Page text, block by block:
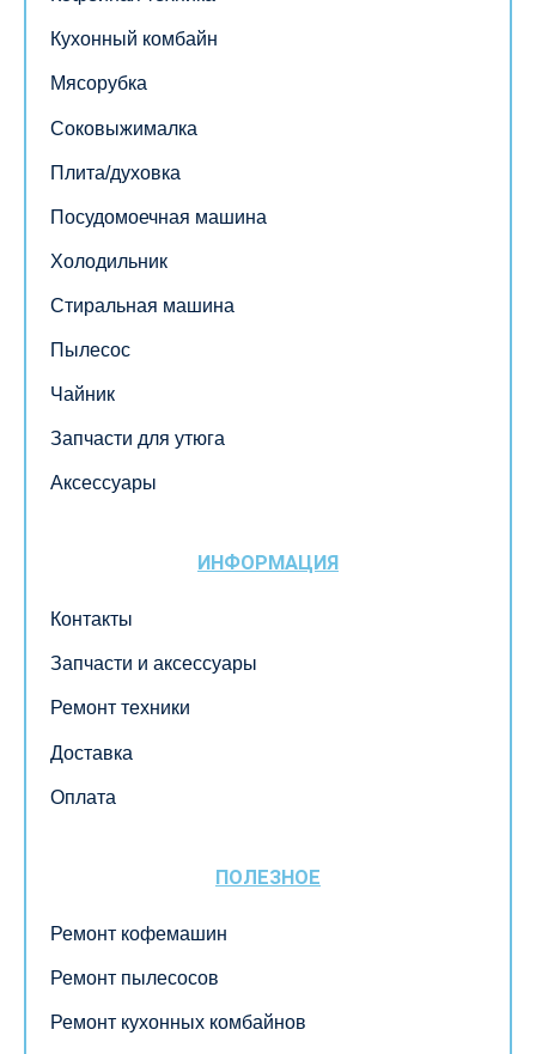
Кухонный комбайн
Мясорубка
Соковыжималка
Плита/духовка
Посудомоечная машина
Холодильник
Стиральная машина
Пылесос
Чайник
Запчасти для утюга
Аксессуары
ИНФОРМАЦИЯ
Контакты
Запчасти и аксессуары
Ремонт техники
Доставка
Оплата
ПОЛЕЗНОЕ
Ремонт кофемашин
Ремонт пылесосов
Ремонт кухонных комбайнов